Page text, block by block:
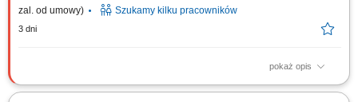
zal. od umowy)
Szukamy kilku pracowników
3 dni
pokaż opis
Zadania: Aktywne pozyskiwanie klientów B2B oraz badanie potencjału